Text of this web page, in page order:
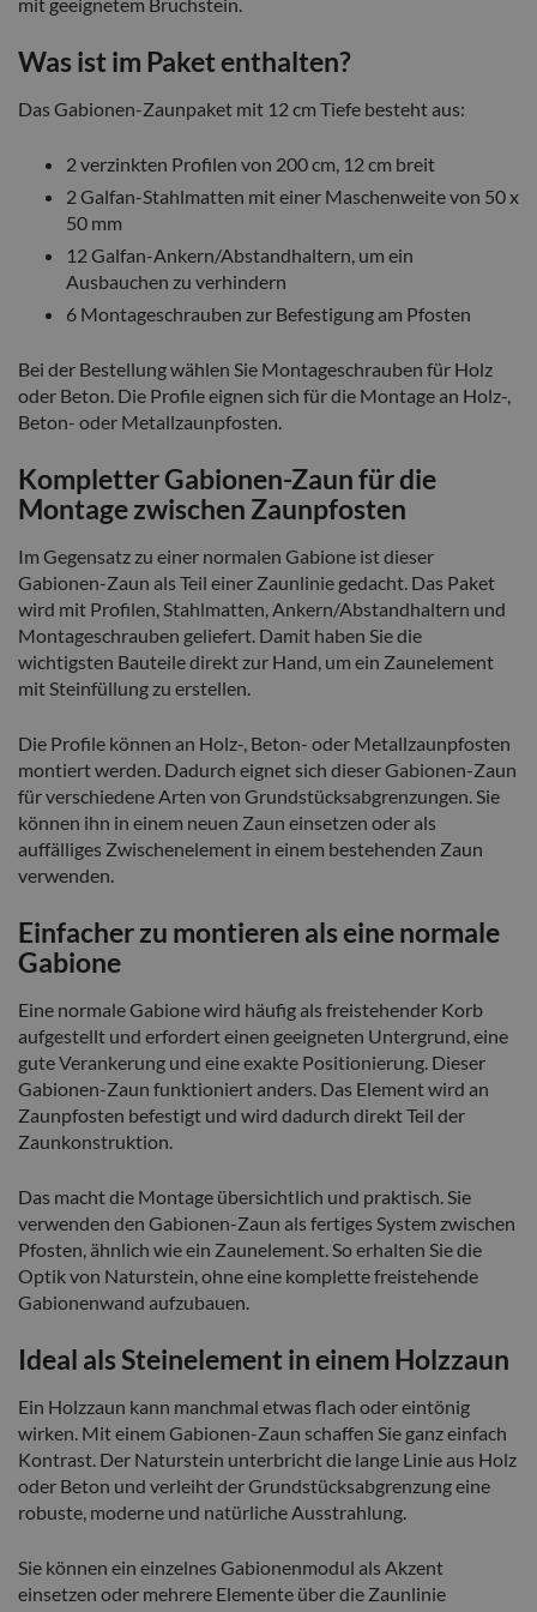
Was ist im Paket enthalten?
Das Gabionen-Zaunpaket mit 12 cm Tiefe besteht aus:
2 verzinkten Profilen von 200 cm, 12 cm breit
2 Galfan-Stahlmatten mit einer Maschenweite von 50 x
50 mm
12 Galfan-Ankern/Abstandhaltern, um ein
Ausbauchen zu verhindern
6 Montageschrauben zur Befestigung am Pfosten
Bei der Bestellung wählen Sie Montageschrauben für Holz
oder Beton. Die Profile eignen sich für die Montage an Holz-,
Beton- oder Metallzaunpfosten.
Kompletter Gabionen-Zaun für die
Montage zwischen Zaunpfosten
Im Gegensatz zu einer normalen Gabione ist dieser
Gabionen-Zaun als Teil einer Zaunlinie gedacht. Das Paket
wird mit Profilen, Stahlmatten, Ankern/Abstandhaltern und
Montageschrauben geliefert. Damit haben Sie die
wichtigsten Bauteile direkt zur Hand, um ein Zaunelement
mit Steinfüllung zu erstellen.
Die Profile können an Holz-, Beton- oder Metallzaunpfosten
montiert werden. Dadurch eignet sich dieser Gabionen-Zaun
für verschiedene Arten von Grundstücksabgrenzungen. Sie
können ihn in einem neuen Zaun einsetzen oder als
auffälliges Zwischenelement in einem bestehenden Zaun
verwenden.
Einfacher zu montieren als eine normale
Gabione
Eine normale Gabione wird häufig als freistehender Korb
aufgestellt und erfordert einen geeigneten Untergrund, eine
gute Verankerung und eine exakte Positionierung. Dieser
Gabionen-Zaun funktioniert anders. Das Element wird an
Zaunpfosten befestigt und wird dadurch direkt Teil der
Zaunkonstruktion.
Das macht die Montage übersichtlich und praktisch. Sie
verwenden den Gabionen-Zaun als fertiges System zwischen
Pfosten, ähnlich wie ein Zaunelement. So erhalten Sie die
Optik von Naturstein, ohne eine komplette freistehende
Gabionenwand aufzubauen.
Ideal als Steinelement in einem Holzzaun
Ein Holzzaun kann manchmal etwas flach oder eintönig
wirken. Mit einem Gabionen-Zaun schaffen Sie ganz einfach
Kontrast. Der Naturstein unterbricht die lange Linie aus Holz
oder Beton und verleiht der Grundstücksabgrenzung eine
robuste, moderne und natürliche Ausstrahlung.
Sie können ein einzelnes Gabionenmodul als Akzent
einsetzen oder mehrere Elemente über die Zaunlinie